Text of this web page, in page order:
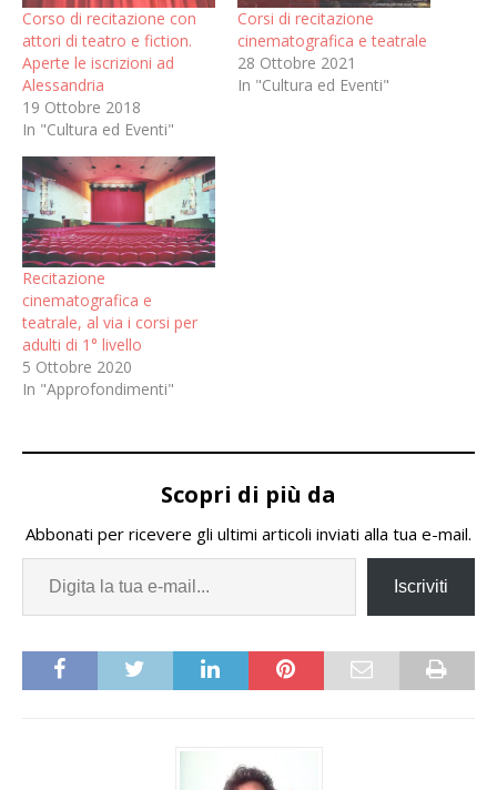
Corso di recitazione con
attori di teatro e fiction.
Aperte le iscrizioni ad
Alessandria
19 Ottobre 2018
In "Cultura ed Eventi"
Corsi di recitazione
cinematografica e teatrale
28 Ottobre 2021
In "Cultura ed Eventi"
Recitazione
cinematografica e
teatrale, al via i corsi per
adulti di 1° livello
5 Ottobre 2020
In "Approfondimenti"
Scopri di più da
Abbonati per ricevere gli ultimi articoli inviati alla tua e-mail.
Iscriviti